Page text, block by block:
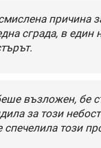
причина
сграда, в един
възложен, бе
за този
спечелила този